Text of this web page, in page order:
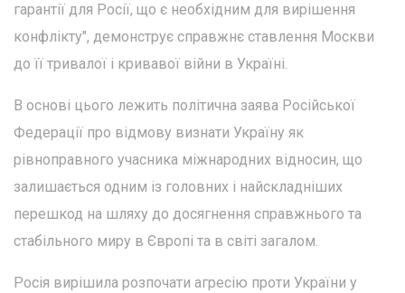
гарантії для Росії, що є необхідним для вирішення
конфлікту", демонструє справжнє ставлення Москви
до її тривалої і кривавої війни в Україні.
В основі цього лежить політична заява Російської
Федерації про відмову визнати Україну як
рівноправного учасника міжнародних відносин, що
залишається одним із головних і найскладніших
перешкод на шляху до досягнення справжнього та
стабільного миру в Європі та в світі загалом.
Росія вирішила розпочати агресію проти України у